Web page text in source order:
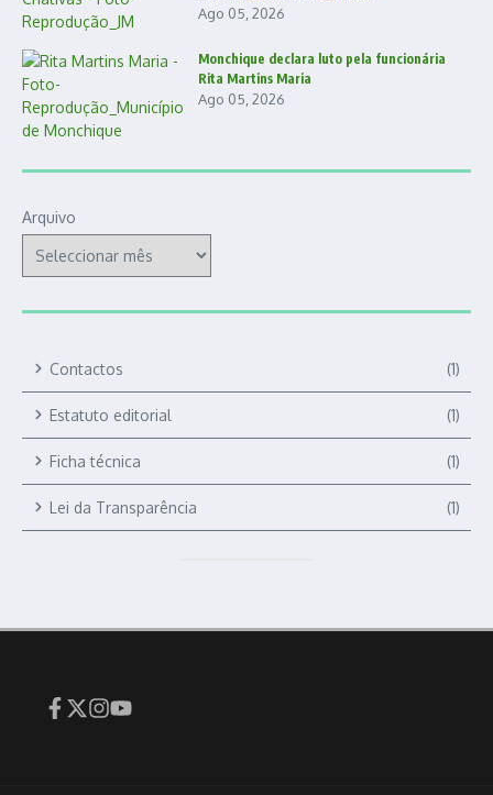
Ago 05, 2026
Monchique declara luto pela funcionária
Rita Martins Maria
Ago 05, 2026
Arquivo
Contactos (1)
Estatuto editorial (1)
Ficha técnica (1)
Lei da Transparência (1)